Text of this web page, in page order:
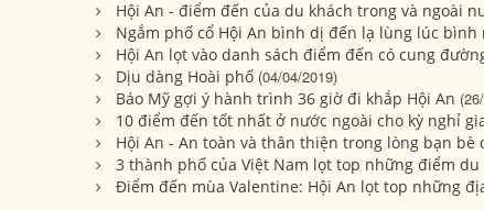
Hội An - điểm đến của du khách trong và ngoài
Ngắm phố cổ Hội An bình dị đến lạ lùng lúc bình
Hội An lọt vào danh sách điểm đến có cung
Dịu dàng Hoài phố (04/04/2019)
Báo Mỹ gợi ý hành trình 36 giờ đi khắp Hội An
10 điểm đến tốt nhất ở nước ngoài cho kỳ nghỉ
Hội An - An toàn và thân thiện trong lòng bạn bè
3 thành phố của Việt Nam lọt top những điểm
Điểm đến mùa Valentine: Hội An lọt top những